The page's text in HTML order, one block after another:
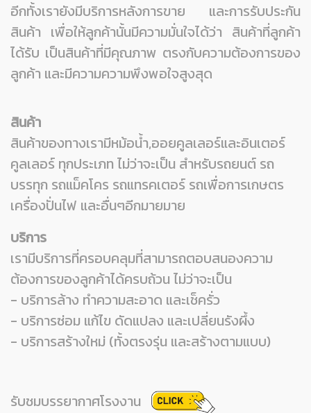
อีกทั้งเรายังมีบริการหลังการขาย และการรับประกัน
สินค้า เพื่อให้ลูกค้านั้นมีความมั่นใจได้ว่า สินค้าที่ลูกค้า
ได้รับ เป็นสินค้าที่มีคุณภาพ ตรงกับความต้องการของ
ลูกค้า และมีความความพึงพอใจสูงสุด
สินค้า
สินค้าของทางเรามีหม้อน้ำ,ออยคูลเลอร์และอินเตอร์
คูลเลอร์ ทุกประเภท ไม่ว่าจะเป็น สำหรับรถยนต์ รถ
บรรทุก รถแม็คโคร รถแทรคเตอร์ รถเพื่อการเกษตร
เครื่องปั่นไฟ และอื่นๆอีกมายมาย
บริการ
เรามีบริการที่ครอบคลุมที่สามารถตอบสนองความ
ต้องการของลูกค้าได้ครบถ้วน ไม่ว่าจะเป็น
- บริการล้าง ทำความสะอาด และเช็ครั่ว
- บริการซ่อม แก้ไข ดัดแปลง และเปลี่ยนรังผึ้ง
- บริการสร้างใหม่ (ทั้งตรงรุ่น และสร้างตามแบบ)
รับชมบรรยากาศโรงงาน